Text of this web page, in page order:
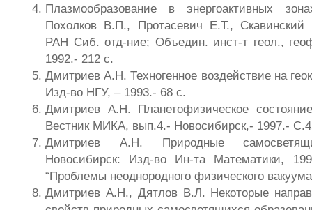
Плазмообразование в энергоактивных
Похолков В.П., Протасевич Е.Т.,
РАН Сиб. отд-ние; Объедин. инст-т геол.,
1992.- 212 с.
Дмитриев А.Н. Техногенное воздействие на
Изд-во НГУ, – 1993.- 68 с.
Дмитриев А.Н. Планетофизическое
Вестник МИКА, вып.4.- Новосибирск,- 1997.-
Дмитриев А.Н. Природные
Новосибирск: Изд-во Ин-та Математики,
“Проблемы неоднородного физического
Дмитриев А.Н., Дятлов В.Л. Некоторые